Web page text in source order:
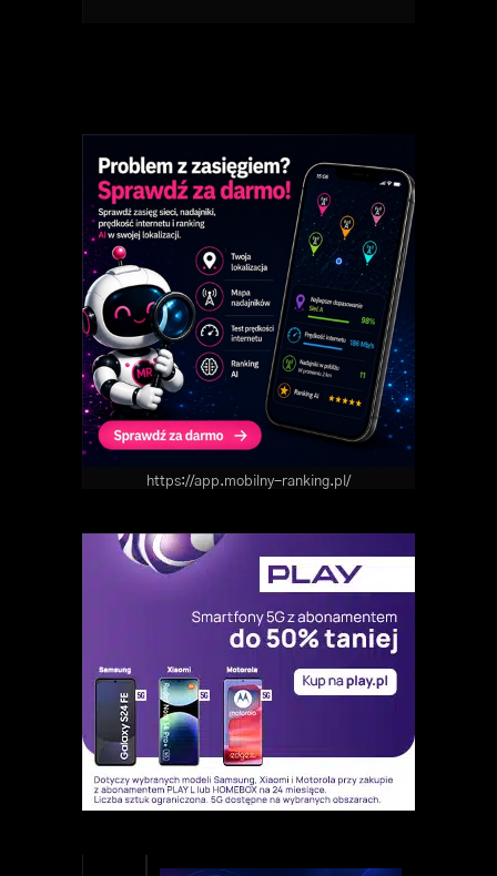
https://app.mobilny-ranking.pl/